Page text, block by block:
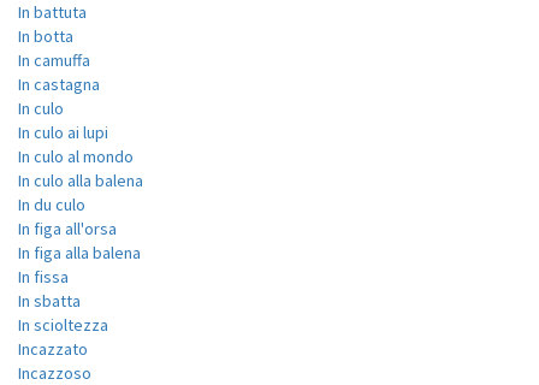
In battuta
In botta
In camuffa
In castagna
In culo
In culo ai lupi
In culo al mondo
In culo alla balena
In du culo
In figa all'orsa
In figa alla balena
In fissa
In sbatta
In scioltezza
Incazzato
Incazzoso